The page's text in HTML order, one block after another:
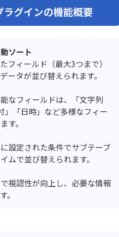
グインの機能概要
ソート
フィールド（最大3つまで）
ータが並び替えられます。
なフィールドは、「文字列
」「日時」など多様なフィー
す。
設定された条件でサブテーブ
ムで並び替えられます。
視認性が向上し、必要な情報
。